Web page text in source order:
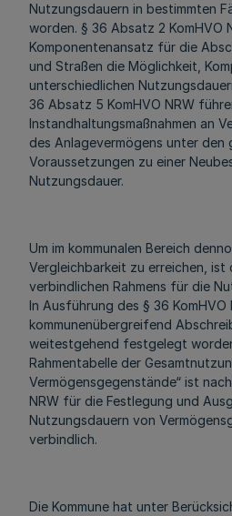
Nutzungsdauern in bestimmten
worden. § 36 Absatz 2 KomHVO
Komponentenansatz für die
und Straßen die Möglichkeit,
unterschiedlichen
36 Absatz 5 KomHVO NRW
Instandhaltungsmaßnahmen an
des Anlagevermögens unter den
Voraussetzungen zu einer
Nutzungsdauer.
Um im kommunalen Bereich
Vergleichbarkeit zu erreichen, ist
verbindlichen Rahmens für die
In Ausführung des § 36 KomHVO
kommunenübergreifend
weitestgehend festgelegt
Rahmentabelle der
Vermögensgegenstände“ ist
NRW für die Festlegung und
Nutzungsdauern von
verbindlich.
Die Kommune hat unter